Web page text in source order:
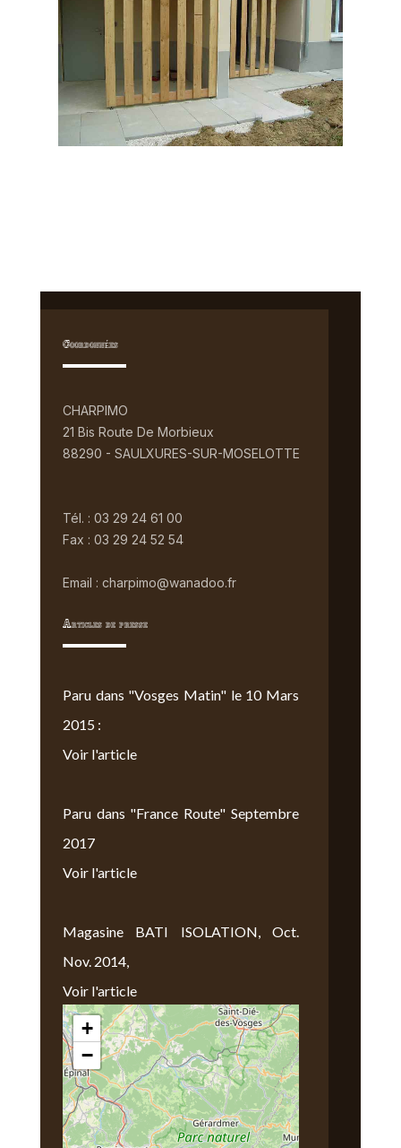
Coordonnées
CHARPIMO
21 Bis Route De Morbieux
88290 - SAULXURES-SUR-MOSELOTTE
Tél. : 03 29 24 61 00
Fax : 03 29 24 52 54
Email : charpimo@wanadoo.fr
Articles de presse
Paru dans "Vosges Matin" le 10 Mars
2015 :
Voir l'article
Paru dans "France Route" Septembre
2017
Voir l'article
Magasine BATI ISOLATION, Oct.
Nov. 2014,
Voir l'article
Nous Trouver
+
−